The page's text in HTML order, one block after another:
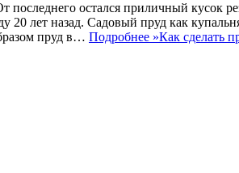
последнего остался приличный кусок
лет назад. Садовый пруд как
пруд в… Подробнее »Как сделать